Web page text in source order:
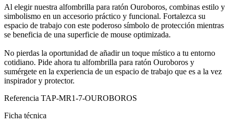
Al elegir nuestra alfombrilla para ratón Ouroboros, combinas estilo y
simbolismo en un accesorio práctico y funcional. Fortalezca su
espacio de trabajo con este poderoso símbolo de protección mientras
se beneficia de una superficie de mouse optimizada.
No pierdas la oportunidad de añadir un toque místico a tu entorno
cotidiano. Pide ahora tu alfombrilla para ratón Ouroboros y
sumérgete en la experiencia de un espacio de trabajo que es a la vez
inspirador y protector.
Referencia TAP-MR1-7-OUROBOROS
Ficha técnica